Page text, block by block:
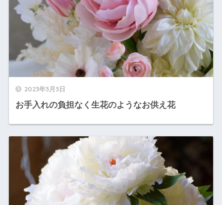
2023年3月3日
お手入れの負担なく生花のようなお供え花